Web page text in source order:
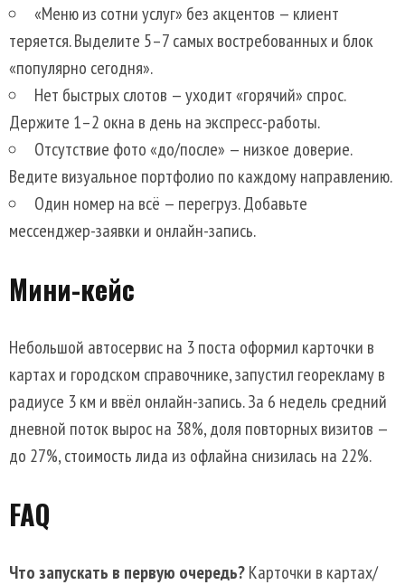
«Меню из сотни услуг» без акцентов — клиент
теряется. Выделите 5–7 самых востребованных и блок
«популярно сегодня».
Нет быстрых слотов — уходит «горячий» спрос.
Держите 1–2 окна в день на экспресс-работы.
Отсутствие фото «до/после» — низкое доверие.
Ведите визуальное портфолио по каждому направлению.
Один номер на всё — перегруз. Добавьте
мессенджер-заявки и онлайн-запись.
Мини-кейс
Небольшой автосервис на 3 поста оформил карточки в
картах и городском справочнике, запустил георекламу в
радиусе 3 км и ввёл онлайн-запись. За 6 недель средний
дневной поток вырос на 38%, доля повторных визитов —
до 27%, стоимость лида из офлайна снизилась на 22%.
FAQ
Что запускать в первую очередь?Карточки в картах/